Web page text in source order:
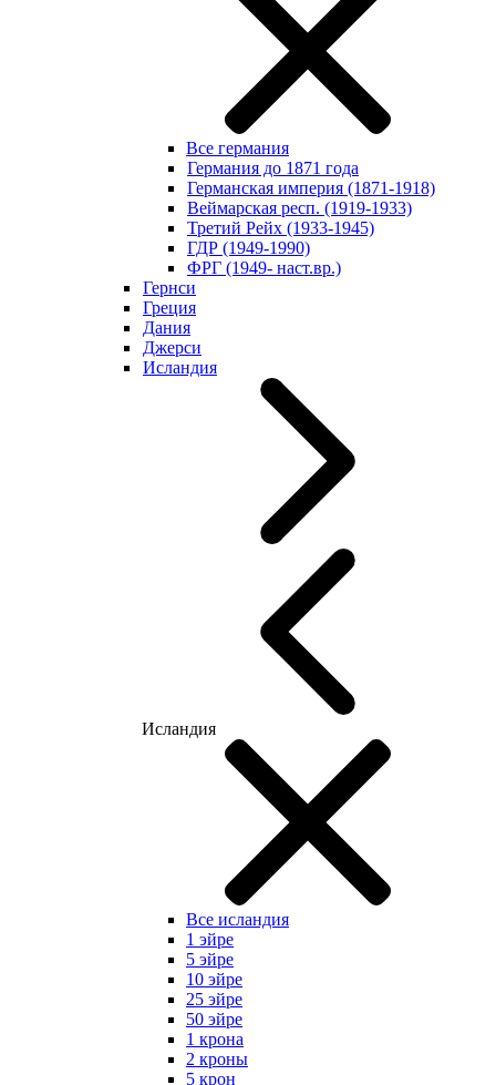
Все германия
Германия до 1871 года
Германская империя (1871-1918)
Веймарская респ. (1919-1933)
Третий Рейх (1933-1945)
ГДР (1949-1990)
ФРГ (1949- наст.вр.)
Гернси
Греция
Дания
Джерси
Исландия
Исландия
Все исландия
1 эйре
5 эйре
10 эйре
25 эйре
50 эйре
1 крона
2 кроны
5 крон